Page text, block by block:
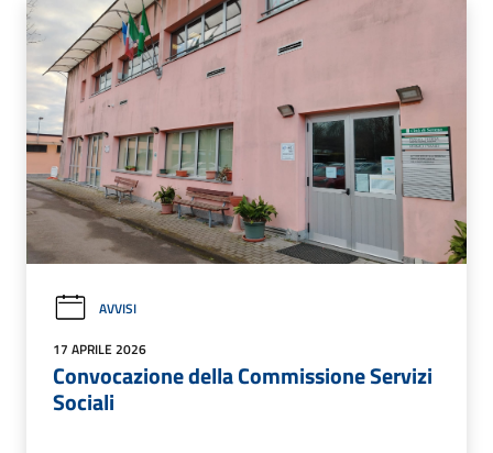
AVVISI
17 APRILE 2026
Convocazione della Commissione Servizi
Sociali